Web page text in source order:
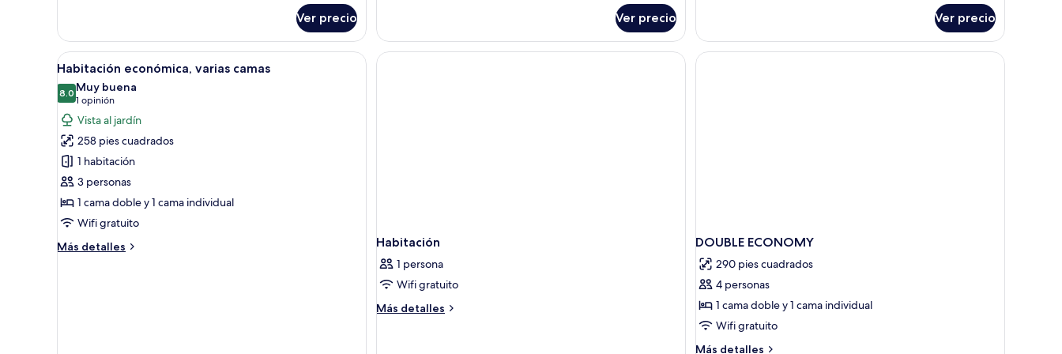
estándar
Ver precio Ver precio
la
alberca
Ver precio
Abrir
todas
las
fotos
de
Habitación
económica,
varias
camas
Ropa de cama de alta calidad y artículos del minibar gratis
4
Habitación económica, varias camas
8.08.0 de 10
Muy buena
1 opinión
(1
opinión)
Vista al jardín
258 pies cuadrados
1 habitación
3 personas
1 cama doble y 1 cama individual
Wifi gratuito
Más detalles
Más
Habitación
1 persona
Wifi gratuito
Más detalles
Más
DOUBLE ECONOMY
290 pies cuadrados
4 personas
1 cama doble y 1 cama individual
Wifi gratuito
Más detalles
Más